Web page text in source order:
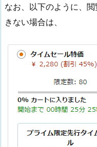
なお、以下のように、
きない場合は、